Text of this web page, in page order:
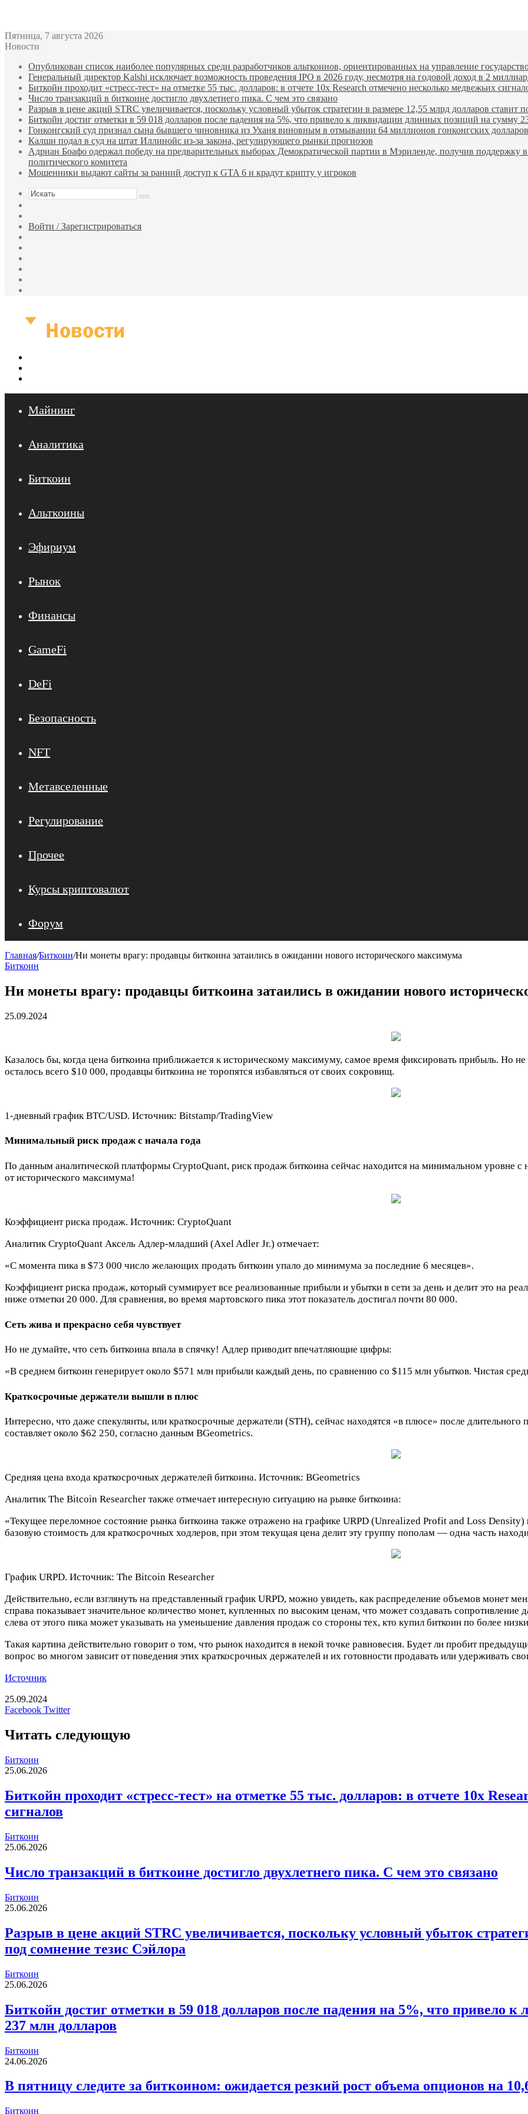
Пятница, 7 августа 2026
Новости
Опубликован список наиболее популярных среди разработчиков альткоинов, ориентированных на управление
Генеральный директор Kalshi исключает возможность проведения IPO в 2026 году, несмотря на годовой доход в 2
Биткойн проходит «стресс-тест» на отметке 55 тыс. долларов: в отчете 10x Research отмечено несколько медвежьих
Число транзакций в биткоине достигло двухлетнего пика. С чем это связано
Разрыв в цене акций STRC увеличивается, поскольку условный убыток стратегии в размере 12,55 млрд долларов ставит
Биткойн достиг отметки в 59 018 долларов после падения на 5%, что привело к ликвидации длинных позиций на сумму
Гонконгский суд признал сына бывшего чиновника из Уханя виновным в отмывании 64 миллионов гонконгских долларов
Калши подал в суд на штат Иллинойс из-за закона, регулирующего рынки прогнозов
Адриан Боафо одержал победу на предварительных выборах Демократической партии в Мэриленде, получив поддержку
политического комитета
Мошенники выдают сайты за ранний доступ к GTA 6 и крадут крипту у игроков
Искать
статья
Войти / Зарегистрироваться
Майнинг
Аналитика
Биткоин
Альткоины
Эфириум
Рынок
Финансы
GameFi
DeFi
Безопасность
NFT
Метавселенные
Регулирование
Прочее
Курсы криптовалют
Форум
Главная/Биткоин/Ни монеты врагу: продавцы биткоина затаились в ожидании нового исторического максимума
Биткоин
Ни монеты врагу: продавцы биткоина затаились в ожидании нового
25.09.2024
Казалось бы, когда цена биткоина приближается к историческому максимуму, самое время фиксировать прибыль. Но
осталось всего $10 000, продавцы биткоина не торопятся избавляться от своих сокровищ.
1-дневный график BTC/USD. Источник: Bitstamp/TradingView
Минимальный риск продаж с начала года
По данным аналитической платформы CryptoQuant, риск продаж биткоина сейчас находится на минимальном уровне с
от исторического максимума!
Коэффициент риска продаж. Источник: CryptoQuant
Аналитик CryptoQuant Аксель Адлер-младший (Axel Adler Jr.) отмечает:
«С момента пика в $73 000 число желающих продать биткоин упало до минимума за последние 6 месяцев».
Коэффициент риска продаж, который суммирует все реализованные прибыли и убытки в сети за день и делит это на
ниже отметки 20 000. Для сравнения, во время мартовского пика этот показатель достигал почти 80 000.
Сеть жива и прекрасно себя чувствует
Но не думайте, что сеть биткоина впала в спячку! Адлер приводит впечатляющие цифры:
«В среднем биткоин генерирует около $571 млн прибыли каждый день, по сравнению со $115 млн убытков. Чистая
Краткосрочные держатели вышли в плюс
Интересно, что даже спекулянты, или краткосрочные держатели (STH), сейчас находятся «в плюсе» после
составляет около $62 250, согласно данным BGeometrics.
Средняя цена входа краткосрочных держателей биткоина. Источник: BGeometrics
Аналитик The Bitcoin Researcher также отмечает интересную ситуацию на рынке биткоина:
«Текущее переломное состояние рынка биткоина также отражено на графике URPD (Unrealized Profit and Loss Density)
базовую стоимость для краткосрочных ходлеров, при этом текущая цена делит эту группу пополам — одна часть
График URPD. Источник: The Bitcoin Researcher
Действительно, если взглянуть на представленный график URPD, можно увидеть, как распределение объемов монет
справа показывает значительное количество монет, купленных по высоким ценам, что может создавать
слева от этого пика может указывать на уменьшение давления продаж со стороны тех, кто купил биткоин по более
Такая картина действительно говорит о том, что рынок находится в некой точке равновесия. Будет ли пробит
вопрос во многом зависит от поведения этих краткосрочных держателей и их готовности продавать или удерживать
Источник
25.09.2024
Facebook TwitterLinkedIn
Tumblr
Reddit
Вконтакте
Одноклассники
Skype
Messenger
Messenger
WhatsApp
Telegram
Viber
Line
Печатать
Читать следующую
Биткоин
25.06.2026
Биткойн проходит «стресс-тест» на отметке 55 тыс. долларов: в отчете 10x
сигналов
Биткоин
25.06.2026
Число транзакций в биткоине достигло двухлетнего пика. С чем это связано
Биткоин
25.06.2026
Разрыв в цене акций STRC увеличивается, поскольку условный убыток
под сомнение тезис Сэйлора
Биткоин
25.06.2026
Биткойн достиг отметки в 59 018 долларов после падения на 5%, что привело
237 млн долларов
Биткоин
24.06.2026
В пятницу следите за биткоином: ожидается резкий рост объема опционов на
Биткоин